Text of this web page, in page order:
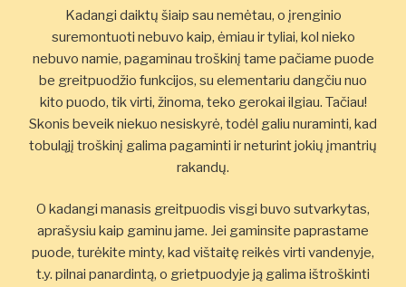
Kadangi daiktų šiaip sau nemėtau, o įrenginio
suremontuoti nebuvo kaip, ėmiau ir tyliai, kol nieko
nebuvo namie, pagaminau troškinį tame pačiame puode
be greitpuodžio funkcijos, su elementariu dangčiu nuo
kito puodo, tik virti, žinoma, teko gerokai ilgiau. Tačiau!
Skonis beveik niekuo nesiskyrė, todėl galiu nuraminti, kad
tobuląjį troškinį galima pagaminti ir neturint jokių įmantrių
rakandų.
O kadangi manasis greitpuodis visgi buvo sutvarkytas,
aprašysiu kaip gaminu jame. Jei gaminsite paprastame
puode, turėkite minty, kad vištaitę reikės virti vandenyje,
t.y. pilnai panardintą, o grietpuodyje ją galima ištroškinti